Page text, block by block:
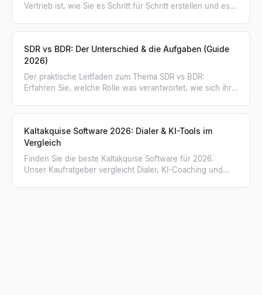
Vertrieb ist, wie Sie es Schritt für Schritt erstellen und es
SDR vs BDR: Der Unterschied & die Aufgaben (Guide
2026)
Der praktische Leitfaden zum Thema SDR vs BDR:
Erfahren Sie, welche Rolle was verantwortet, wie sich ihre
Kaltakquise Software 2026: Dialer & KI-Tools im
Vergleich
Finden Sie die beste Kaltakquise Software für 2026.
Unser Kaufratgeber vergleicht Dialer, KI-Coaching und